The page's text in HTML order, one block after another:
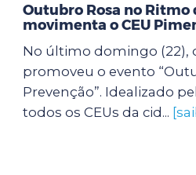
Outubro Rosa no Ritmo
movimenta o CEU
No último domingo (22),
promoveu o evento
Prevenção”. Idealizado
todos os CEUs da cid...